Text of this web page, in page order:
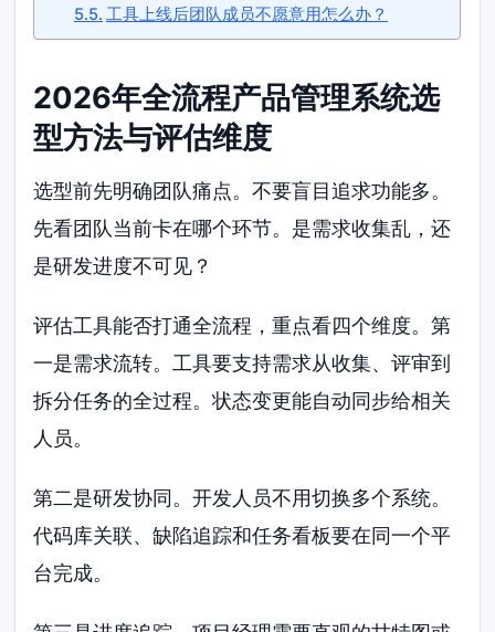
工具上线后团队成员不愿意用怎么办？
2026年全流程产品管理系统选
型方法与评估维度
选型前先明确团队痛点。不要盲目追求功能多。
先看团队当前卡在哪个环节。是需求收集乱，还
是研发进度不可见？
评估工具能否打通全流程，重点看四个维度。第
一是需求流转。工具要支持需求从收集、评审到
拆分任务的全过程。状态变更能自动同步给相关
人员。
第二是研发协同。开发人员不用切换多个系统。
代码库关联、缺陷追踪和任务看板要在同一个平
台完成。